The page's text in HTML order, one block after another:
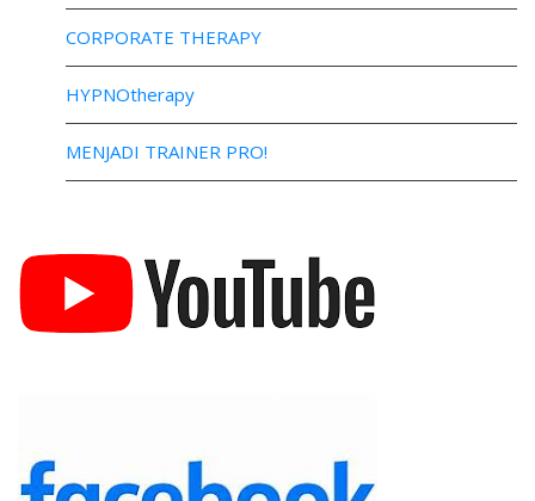
CORPORATE THERAPY
HYPNOtherapy
MENJADI TRAINER PRO!